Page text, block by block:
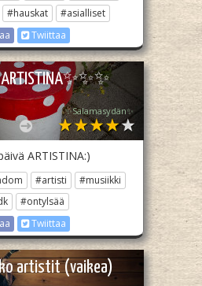
#hauskat
#asialliset
Twiittaa
✨Salamasydän✨
ARTISTINA:)
#artisti
#musiikki
#ontylsää
Twiittaa
artistit (vaikea)